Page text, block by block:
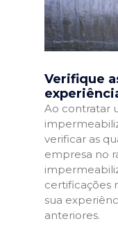
Verifique
Ao contratar
verificar as
empresa no
certificações
sua
anteriores.